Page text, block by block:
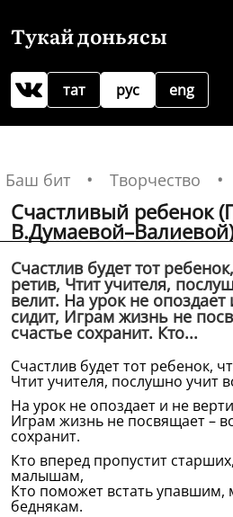
Тукай доньясы
рус
тат eng
Баш бит Творчество
Счастливый ребенок
В.Думаевой–Валиевой)
Счастлив будет тот
ретив, Чтит учителя,
велит. На урок не опоздает
сидит, Играм жизнь не
счастье сохранит. Кто...
Счастлив будет тот ребенок,
Чтит учителя, послушно учит
На урок не опоздает и не
Играм жизнь не посвящает –
сохранит.
Кто вперед пропустит
малышам,
Кто поможет встать упавшим,
беднякам.